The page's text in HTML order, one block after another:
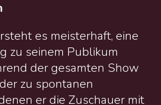
es meisterhaft, eine
zu seinem Publikum
der gesamten Show
zu spontanen
er die Zuschauer mit